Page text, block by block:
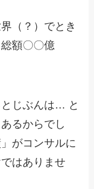
（？）でとき
額〇〇億
じぶんは… と
るからでし
がコンサルに
はありませ